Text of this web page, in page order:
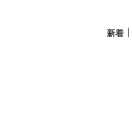
新着